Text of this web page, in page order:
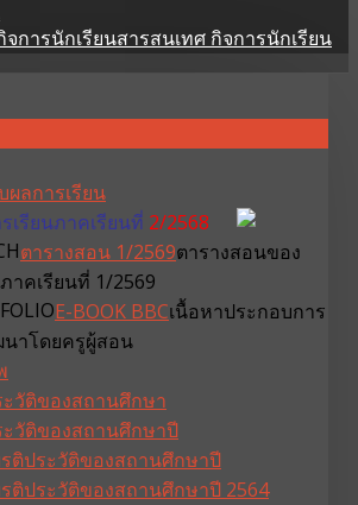
สารสนเทศ กิจการนักเรียน
ผลการเรียน
เรียนภาคเรียนที่ 2/2568
ตารางสอน 1/2569ตารางสอนของ
าคเรียนที่ 1/2569
E-BOOK BBCเนื้อหาประกอบการ
นาโดยครูผู้สอน
ะวัติของสถานศึกษา
ะวัติของสถานศึกษาปี
รติประวัติของสถานศึกษาปี
รติประวัติของสถานศึกษาปี 2564